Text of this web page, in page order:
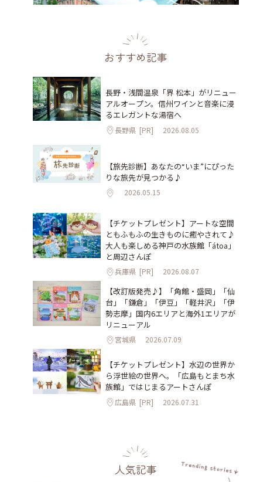
おすすめ記事
長野・浅間温泉「界 松本」がリニュー
アルオープン。信州ワインと音楽に浸
るエレガントな湯宿へ
長野県 [PR] 2026.08.05
【旅先診断】あなたの“いま”にぴった
りな旅先が見つかる♪
2026.05.15
【チケットプレゼント】アートな空間
ともふもふの生きものに癒やされて♪
大人も楽しめる神戸の水族館「átoa」
と周辺さんぽ
兵庫県 [PR] 2026.08.07
【改訂版発売♪】「角館・盛岡」「仙
台」「鎌倉」「伊豆」「軽井沢」「伊
勢志摩」国内6エリアと海外1エリアが
リニューアル
宮城県 2026.07.09
【チケットプレゼント】水辺の世界か
ら浮世絵の世界へ。「広島もとまち水
族館」ではじまるアートさんぽ
広島県 [PR] 2026.07.31
人気記事